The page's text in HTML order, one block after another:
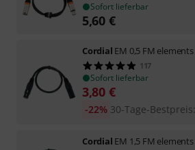
Sofort lieferbar
5,60 €
Cordial EM 0,5 FM elements
117
Sofort lieferbar
3,80 €
30-Tage-Bestpreis:
-22%
Cordial EM 1,5 FM elements